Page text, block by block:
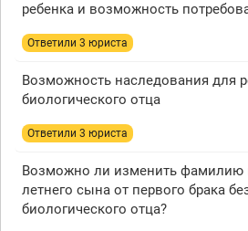
ребенка и возможность
Ответили 3 юристa
Возможность наследования для
биологического отца
Ответили 3 юристa
Возможно ли изменить фамилию
летнего сына от первого брака
биологического отца?